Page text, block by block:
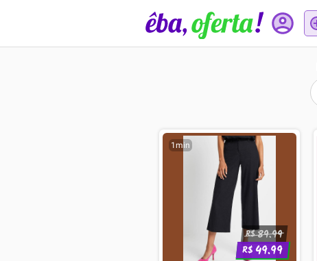
1min
R$89.99
R$49.99